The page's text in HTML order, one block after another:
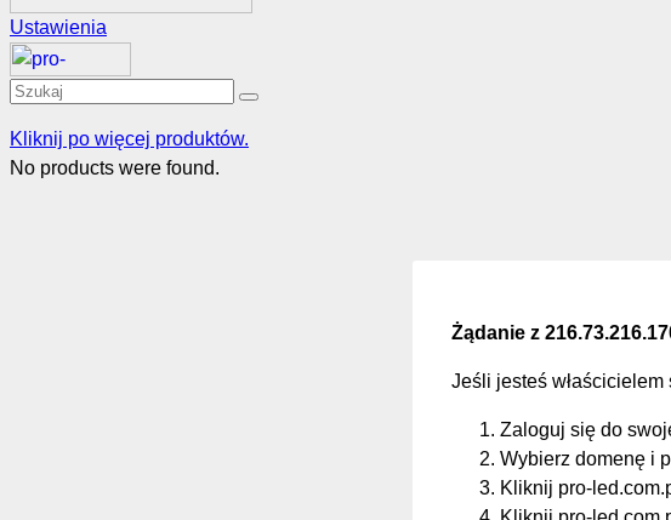
Ustawienia
Kliknij po więcej produktów.
No products were found.
Żądanie z
Jeśli jesteś
Zaloguj się do
Wybierz domenę i
Kliknij pro-